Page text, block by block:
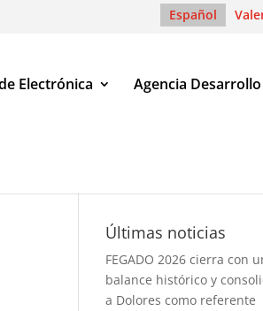
Español
Electrónica Agencia
Últimas noticias
FEGADO 2026 cierra con
balance histórico y
a Dolores como referente